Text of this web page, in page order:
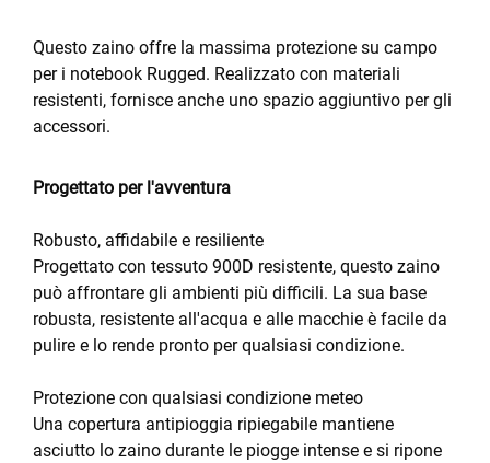
Questo zaino offre la massima protezione su campo
per i notebook Rugged. Realizzato con materiali
resistenti, fornisce anche uno spazio aggiuntivo per gli
accessori.
Progettato per l'avventura
Robusto, affidabile e resiliente
Progettato con tessuto 900D resistente, questo zaino
può affrontare gli ambienti più difficili. La sua base
robusta, resistente all'acqua e alle macchie è facile da
pulire e lo rende pronto per qualsiasi condizione.
Protezione con qualsiasi condizione meteo
Una copertura antipioggia ripiegabile mantiene
asciutto lo zaino durante le piogge intense e si ripone